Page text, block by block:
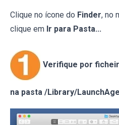
Clique no ícone do Finder, no
clique em Ir para Pasta...
Verifique por
na pasta /Library/